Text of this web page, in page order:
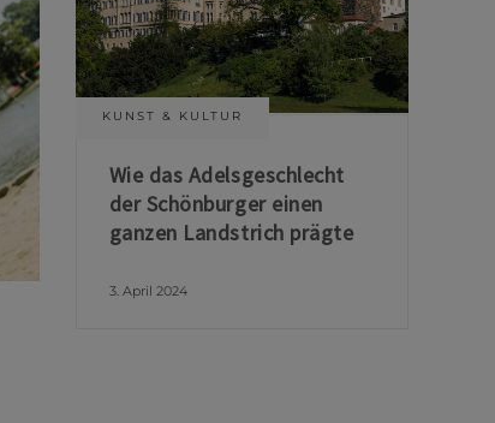
KUNST & KULTUR
Wie das Adelsgeschlecht
der Schönburger einen
ganzen Landstrich prägte
3. April 2024